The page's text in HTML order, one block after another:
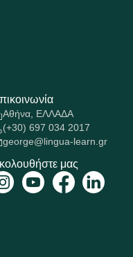
Αθήνα, ΕΛΛΑΔΑ
(+30) 697 034 2017
george@lingua-learn.gr
μας